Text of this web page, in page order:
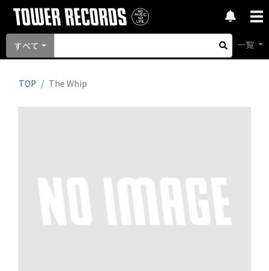
すべて 一覧
TOP The Whip